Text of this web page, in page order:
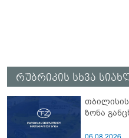
რუბრიკის სხვა
ზონა